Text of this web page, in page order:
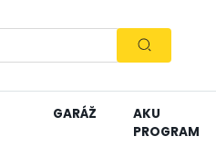
GARÁŽ
AKU
PROGRAM